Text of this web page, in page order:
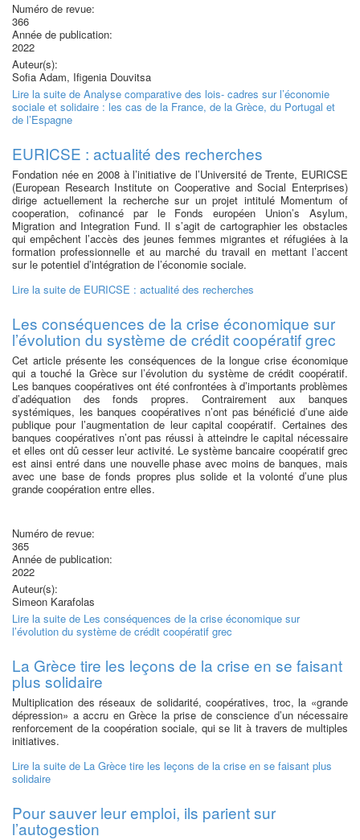
Numéro de revue:
366
Année de publication:
2022
Auteur(s):
Sofia Adam, Ifigenia Douvitsa
Lire la suite de Analyse comparative des lois- cadres sur l’économie
sociale et solidaire : les cas de la France, de la Grèce, du Portugal et
de l’Espagne
EURICSE : actualité des recherches
Fondation née en 2008 à l’initiative de l’Université de Trente, EURICSE
(European Research Institute on Cooperative and Social Enterprises)
dirige actuellement la recherche sur un projet intitulé Momentum of
cooperation, cofinancé par le Fonds européen Union’s Asylum,
Migration and Integration Fund. Il s’agit de cartographier les obstacles
qui empêchent l’accès des jeunes femmes migrantes et réfugiées à la
formation professionnelle et au marché du travail en mettant l’accent
sur le potentiel d’intégration de l’économie sociale.
Lire la suite de EURICSE : actualité des recherches
Les conséquences de la crise économique sur
l’évolution du système de crédit coopératif grec
Cet article présente les conséquences de la longue crise économique
qui a touché la Grèce sur l’évolution du système de crédit coopératif.
Les banques coopératives ont été confrontées à d’importants problèmes
d’adéquation des fonds propres. Contrairement aux banques
systémiques, les banques coopératives n’ont pas bénéficié d’une aide
publique pour l’augmentation de leur capital coopératif. Certaines des
banques coopératives n’ont pas réussi à atteindre le capital nécessaire
et elles ont dû cesser leur activité. Le système bancaire coopératif grec
est ainsi entré dans une nouvelle phase avec moins de banques, mais
avec une base de fonds propres plus solide et la volonté d’une plus
grande coopération entre elles.
Numéro de revue:
365
Année de publication:
2022
Auteur(s):
Simeon Karafolas
Lire la suite de Les conséquences de la crise économique sur
l’évolution du système de crédit coopératif grec
La Grèce tire les leçons de la crise en se faisant
plus solidaire
Multiplication des réseaux de solidarité, coopératives, troc, la «grande
dépression» a accru en Grèce la prise de conscience d’un nécessaire
renforcement de la coopération sociale, qui se lit à travers de multiples
initiatives.
Lire la suite de La Grèce tire les leçons de la crise en se faisant plus
solidaire
Pour sauver leur emploi, ils parient sur
l’autogestion